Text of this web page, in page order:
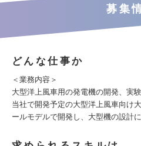
募集
どんな仕事か
＜業務内容＞
大型洋上風車用の発電機の開発、実験
当社で開発予定の大型洋上風車向け
ールモデルで開発し、大型機の設計